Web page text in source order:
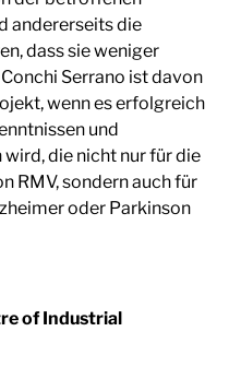
andererseits die
dass sie weniger
Serrano ist davon
wenn es erfolgreich
und
die nicht nur für die
RMV, sondern auch für
oder Parkinson
of Industrial